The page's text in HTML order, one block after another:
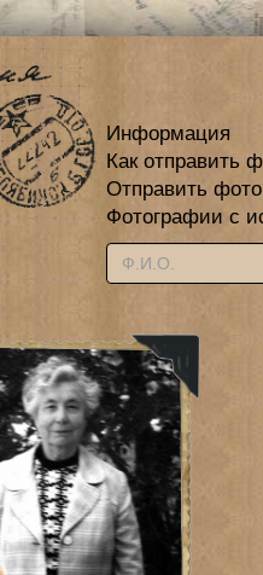
Информация
Как отправить
Отправить
Фотографии с